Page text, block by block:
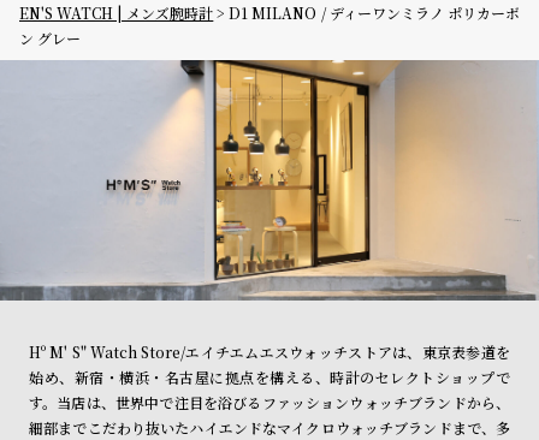
EN'S WATCH | メンズ腕時計
D1 MILANO / ディーワンミラノ ポリカーボ
ン グレー
Hº M' S" Watch Store/エイチエムエスウォッチストアは、東京表参道を
始め、新宿・横浜・名古屋に拠点を構える、時計のセレクトショップで
す。当店は、世界中で注目を浴びるファッションウォッチブランドから、
細部までこだわり抜いたハイエンドなマイクロウォッチブランドまで、多